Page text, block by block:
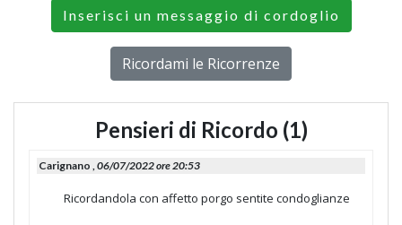
Inserisci un messaggio di cordoglio
Ricordami le Ricorrenze
Pensieri di Ricordo (1)
Carignano , 06/07/2022 ore 20:53
Ricordandola con affetto porgo sentite condoglianze